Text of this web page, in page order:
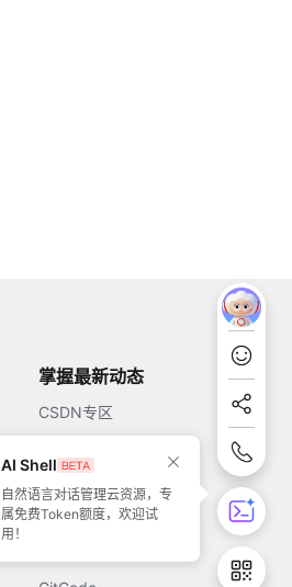
掌握最新动态
CSDN专区
51CTO
AI Shell
自然语言对话管理云资源，专
属免费Token额度，欢迎试
用！